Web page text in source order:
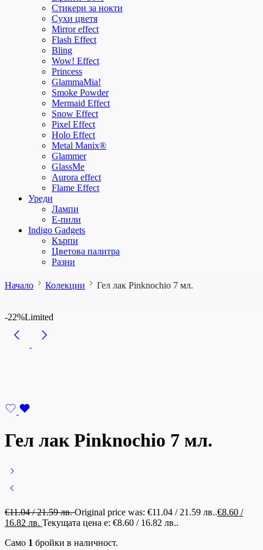
Стикери за нокти
Сухи цветя
Mirror effect
Flash Effect
Bling
Wow! Effect
Princess
GlammaMia!
Smoke Powder
Mermaid Effect
Snow Effect
Pixel Effect
Holo Effect
Metal Manix®
Glammer
GlassMe
Aurora effect
Flame Effect
Уреди
Лампи
E-пили
Indigo Gadgets
Кърпи
Цветова палитра
Разни
Начало Колекции Гел лак Pinknochio 7 мл.
-22%Limited
Гел лак Pinknochio 7 мл.
€11.04/ 21.59 лв.Original price was: €11.04 / 21.59 лв..€8.60 /
16.82 лв. Текущата цена е: €8.60 / 16.82 лв..
Само 1 бройки в наличност.